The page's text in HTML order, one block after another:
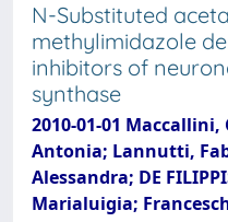
N-Substituted
methylimidazole
inhibitors of
synthase
2010-01-01
Antonia; Lannutti,
Alessandra; DE
Marialuigia;